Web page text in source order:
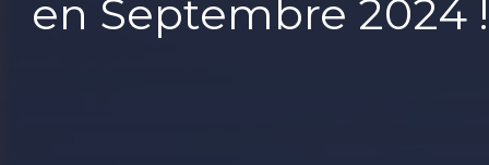
en Septembre 2024 !